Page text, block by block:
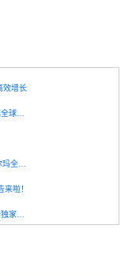
效增长
生成式 AI 驱动关键词与广告策略，助力跨境品牌实现全球增长突破
宠物和食品类目转化率赛新高！2023 Q3亚马逊&沃尔玛全球电商CPC数据发布！
啦！
哪些类目转化率喜人？Q2 Top10搜索词是哪些？这份独家报告来解答！